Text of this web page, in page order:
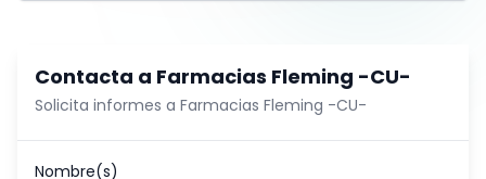
Contacta a Farmacias Fleming -CU-
Solicita informes a Farmacias Fleming -CU-
Nombre(s)